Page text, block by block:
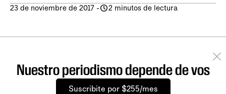
23 de noviembre de 2017 - 2 minutos de lectura
Nuestro periodismo depende de vos
Suscribite por $255/mes